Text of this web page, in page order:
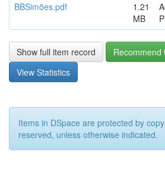
BBSimões.pdf
1.21
MB
Show full item record
Recommend
View Statistics
Items in DSpace are protected by
reserved, unless otherwise indicated.